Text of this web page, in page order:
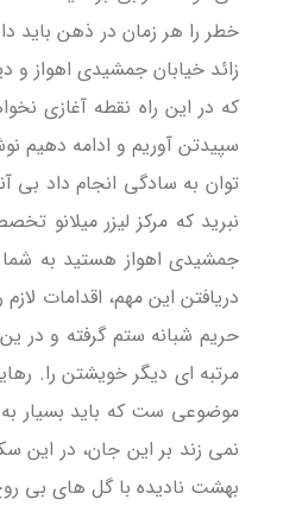
خطر را هر زمان در ذهن باید
زائد خیابان جمشیدی اهواز
که در این راه نقطه آغازی
سپیدتن آوریم و ادامه دهیم
توان به سادگی انجام داد بی
نبرید که مرکز لیزر میلانو
جمشیدی اهواز هستید به شما
دریافتن این مهم، اقدامات
حریم شبانه ستم گرفته و در
مرتبه ای دیگر خویشتن را.
موضوعی ست که باید بسیار
نمی زند بر این جان، در این
بهشت نادیده با گل های بی